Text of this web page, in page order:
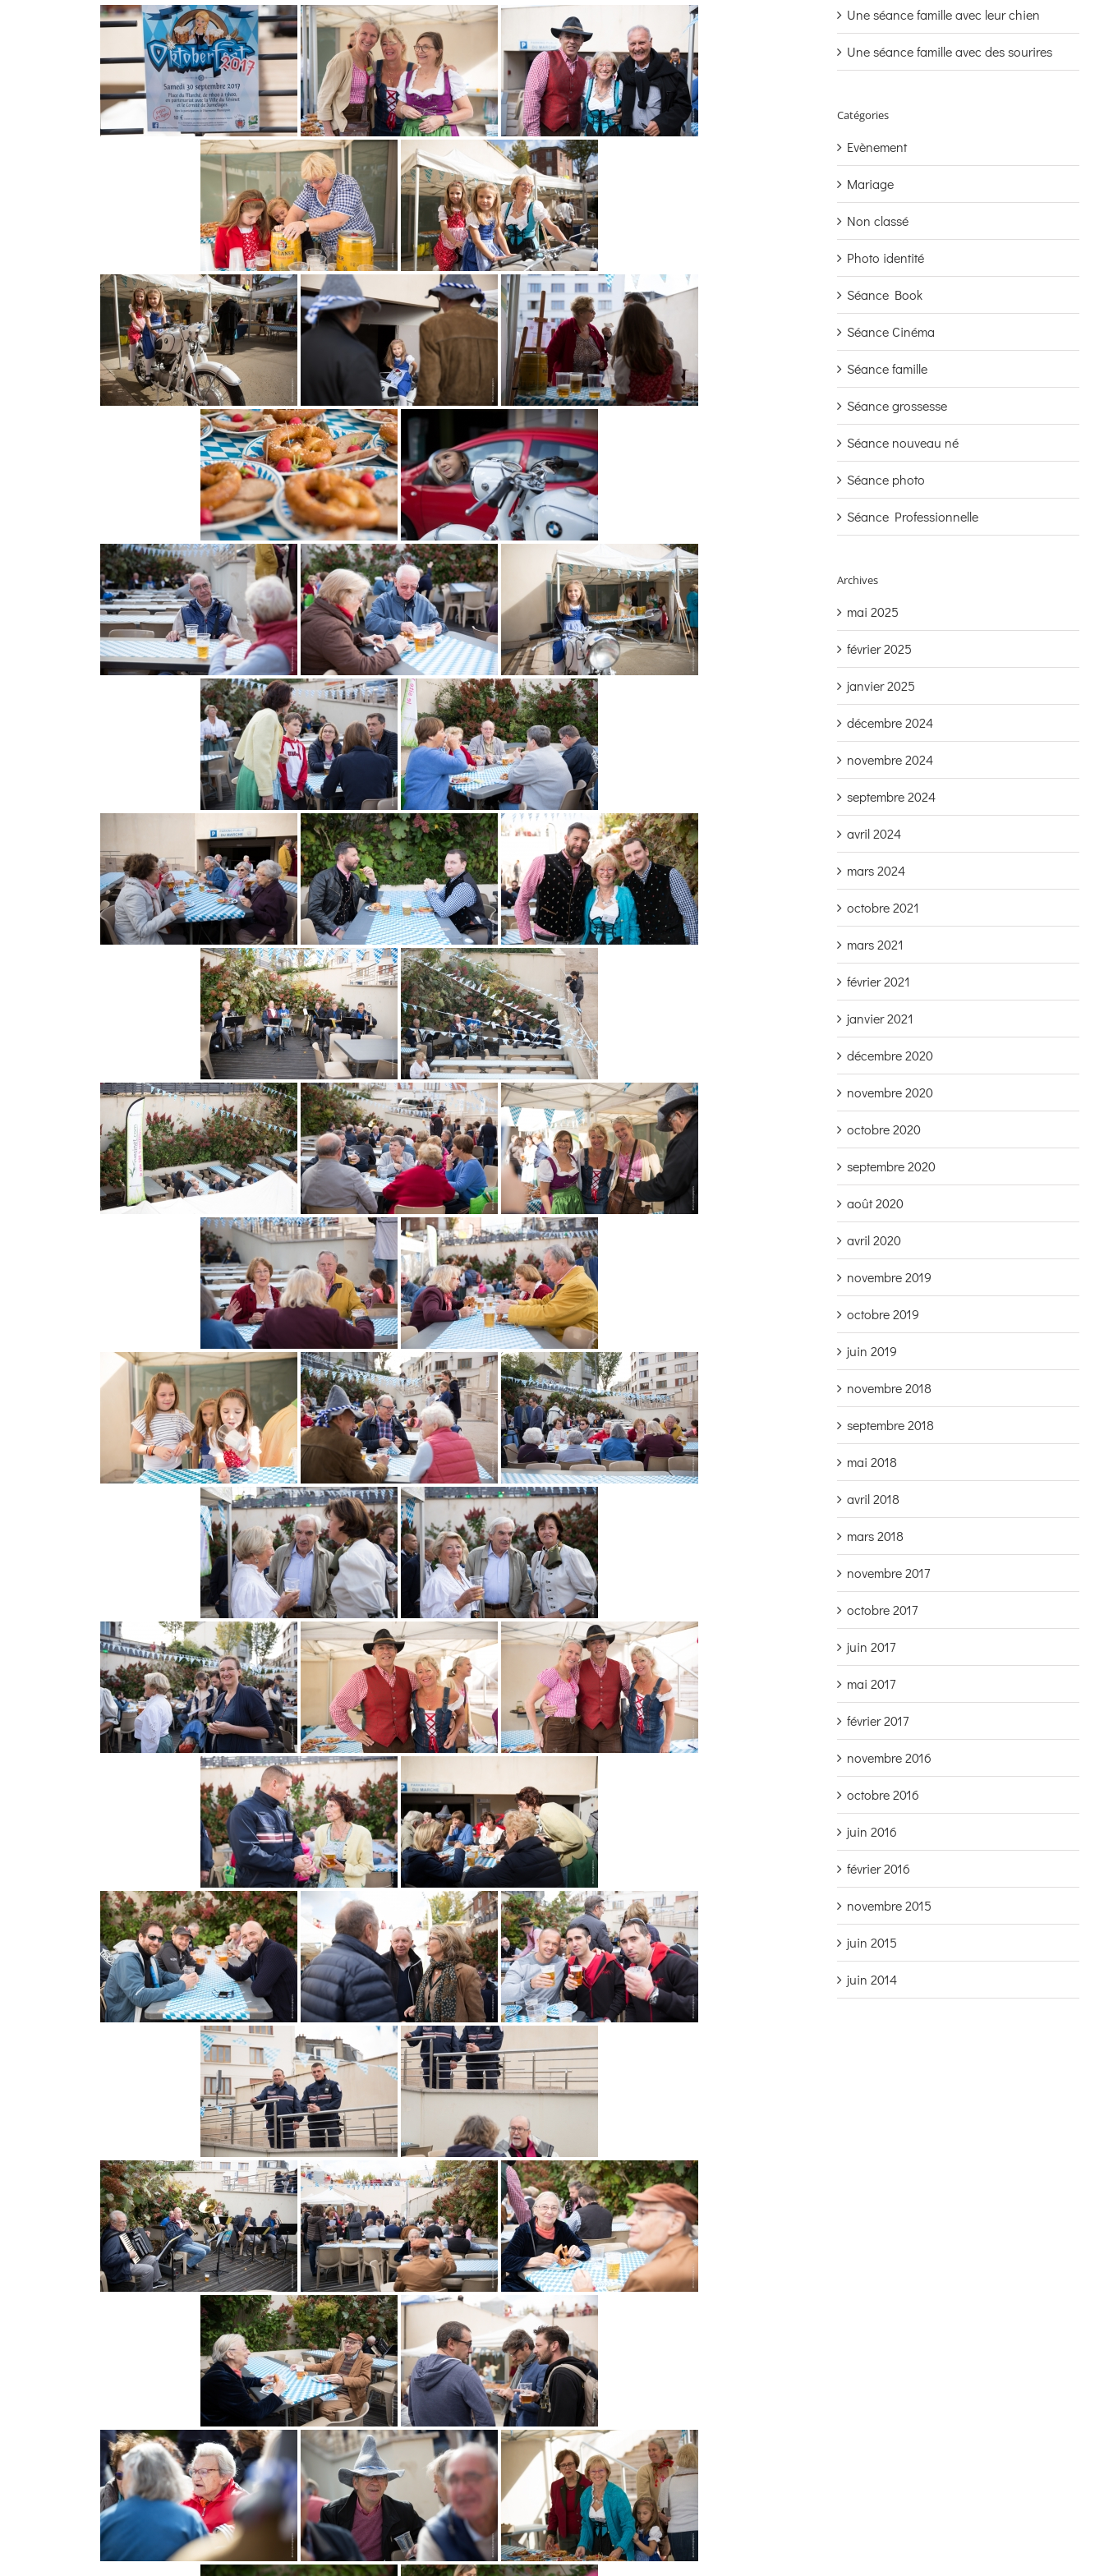
Une séance famille avec leur chien
Une séance famille avec des sourires
Catégories
Evènement
Mariage
Non classé
Photo identité
Séance Book
Séance Cinéma
Séance famille
Séance grossesse
Séance nouveau né
Séance photo
Séance Professionnelle
Archives
mai 2025
février 2025
janvier 2025
décembre 2024
novembre 2024
septembre 2024
avril 2024
mars 2024
octobre 2021
mars 2021
février 2021
janvier 2021
décembre 2020
novembre 2020
octobre 2020
septembre 2020
août 2020
avril 2020
novembre 2019
octobre 2019
juin 2019
novembre 2018
septembre 2018
mai 2018
avril 2018
mars 2018
novembre 2017
octobre 2017
juin 2017
mai 2017
février 2017
novembre 2016
octobre 2016
juin 2016
février 2016
novembre 2015
juin 2015
juin 2014